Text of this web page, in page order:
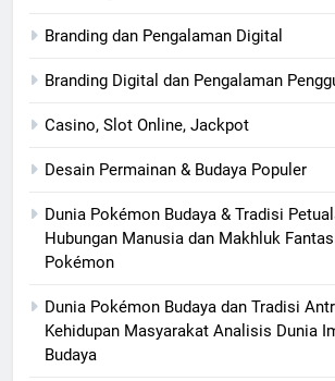
Branding dan Pengalaman Digital
Branding Digital dan Pengalaman
Casino, Slot Online, Jackpot
Desain Permainan & Budaya Populer
Dunia Pokémon Budaya & Tradisi
Hubungan Manusia dan Makhluk
Pokémon
Dunia Pokémon Budaya dan Tradisi
Kehidupan Masyarakat Analisis Dunia
Budaya